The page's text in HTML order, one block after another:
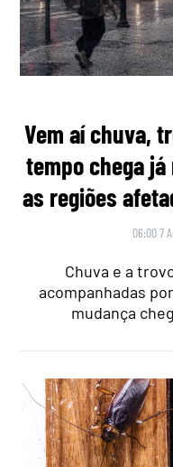
Vem aí chuva,
tempo chega
as regiões
06:00 7
Chuva e a
acompanhadas
mudança